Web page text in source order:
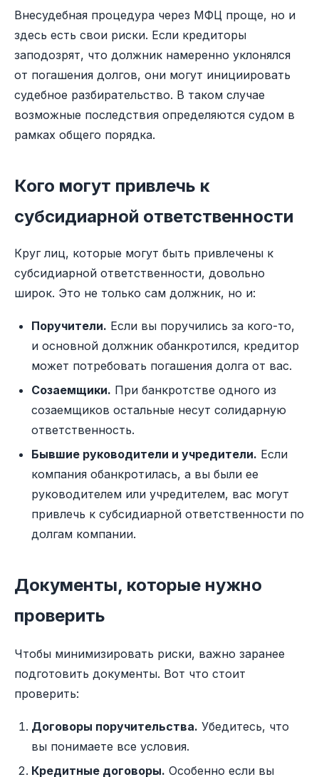
Внесудебная процедура через МФЦ проще, но и
здесь есть свои риски. Если кредиторы
заподозрят, что должник намеренно уклонялся
от погашения долгов, они могут инициировать
судебное разбирательство. В таком случае
возможные последствия определяются судом в
рамках общего порядка.
Кого могут привлечь к
субсидиарной ответственности
Круг лиц, которые могут быть привлечены к
субсидиарной ответственности, довольно
широк. Это не только сам должник, но и:
Поручители. Если вы поручились за кого-то,
и основной должник обанкротился, кредитор
может потребовать погашения долга от вас.
Созаемщики. При банкротстве одного из
созаемщиков остальные несут солидарную
ответственность.
Бывшие руководители и учредители. Если
компания обанкротилась, а вы были ее
руководителем или учредителем, вас могут
привлечь к субсидиарной ответственности по
долгам компании.
Документы, которые нужно
проверить
Чтобы минимизировать риски, важно заранее
подготовить документы. Вот что стоит
проверить:
Договоры поручительства. Убедитесь, что
вы понимаете все условия.
Кредитные договоры. Особенно если вы